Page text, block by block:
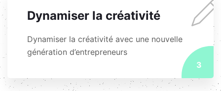
Dynamiser la créativité
Dynamiser la créativité avec une nouvelle
génération d’entrepreneurs
3